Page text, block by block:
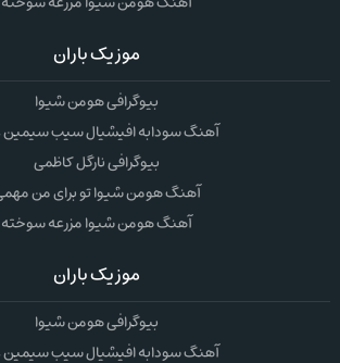
موزیک باران
بیوگرافی هومن شیوا
آهنگ سودابه افیشیال سیب سیمین
بیوگرافی نارگل کاظمی
آهنگ هومن شیوا تو برای من
آهنگ هومن شیوا مزرعه سوخته
موزیک باران
بیوگرافی هومن شیوا
آهنگ سودابه افیشیال سیب سیمین